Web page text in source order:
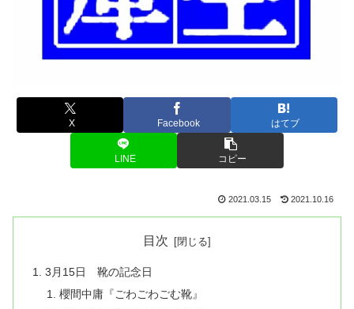
X Facebook はてブ
LINE コピー
2021.03.15 2021.10.16
目次
3月15日 靴の記念日
櫻間中庸『ごわごわごむ靴』